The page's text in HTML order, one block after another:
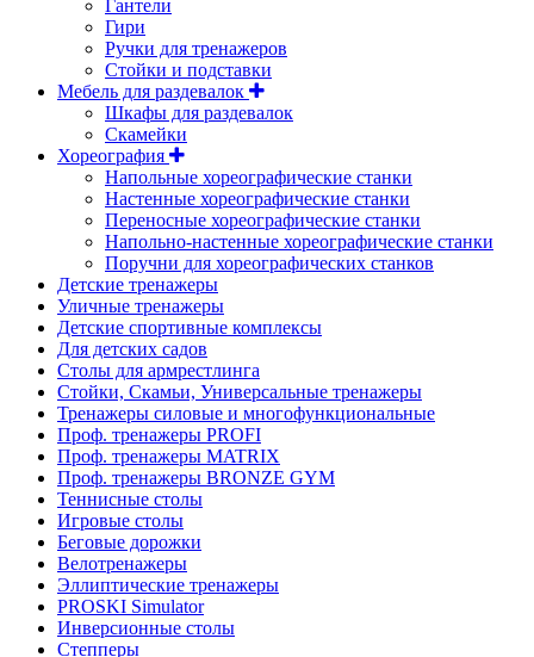
Гантели
Гири
Ручки для тренажеров
Стойки и подставки
Мебель для раздевалок
Шкафы для раздевалок
Скамейки
Хореография
Напольные хореографические станки
Настенные хореографические станки
Переносные хореографические станки
Напольно-настенные хореографические станки
Поручни для хореографических станков
Детские тренажеры
Уличные тренажеры
Детские спортивные комплексы
Для детских садов
Столы для армрестлинга
Стойки, Скамьи, Универсальные тренажеры
Тренажеры силовые и многофункциональные
Проф. тренажеры PROFI
Проф. тренажеры MATRIX
Проф. тренажеры BRONZE GYM
Теннисные столы
Игровые столы
Беговые дорожки
Велотренажеры
Эллиптические тренажеры
PROSKI Simulator
Инверсионные столы
Степперы